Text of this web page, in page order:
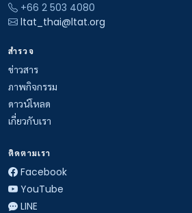
+66 2 503 4080
ltat_thai@ltat.org
สำรวจ
ข่าวสาร
ภาพกิจกรรม
ดาวน์โหลด
เกี่ยวกับเรา
ติดตามเรา
Facebook
YouTube
LINE